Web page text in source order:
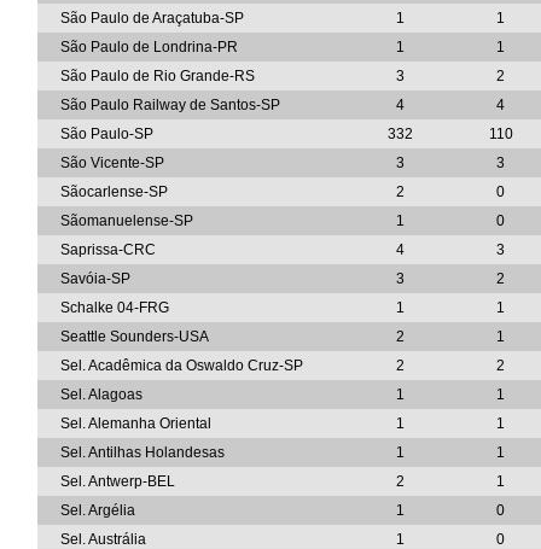
São Paulo de Araçatuba-SP
1
1
São Paulo de Londrina-PR
1
1
São Paulo de Rio Grande-RS
3
2
São Paulo Railway de Santos-SP
4
4
São Paulo-SP
332
110
São Vicente-SP
3
3
Sãocarlense-SP
2
0
Sãomanuelense-SP
1
0
Saprissa-CRC
4
3
Savóia-SP
3
2
Schalke 04-FRG
1
1
Seattle Sounders-USA
2
1
Sel. Acadêmica da Oswaldo Cruz-SP
2
2
Sel. Alagoas
1
1
Sel. Alemanha Oriental
1
1
Sel. Antilhas Holandesas
1
1
Sel. Antwerp-BEL
2
1
Sel. Argélia
1
0
Sel. Austrália
1
0